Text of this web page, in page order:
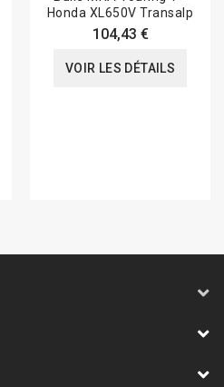
Honda XL650V Transalp
104,43 €
VOIR LES DÉTAILS